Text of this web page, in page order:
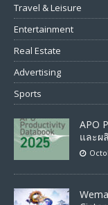
Travel & Leisure
Entertainment
Real Estate
Advertising
Sports
APO
และผ